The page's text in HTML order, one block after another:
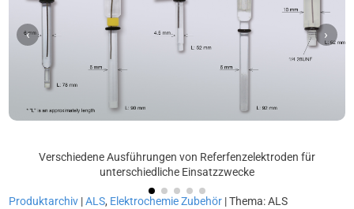
‹ ›
Verschiedene Ausführungen von Referfenzelektroden für
unterschiedliche Einsatzzwecke
Produktarchiv |ALS, Elektrochemie Zubehör | Thema: ALS